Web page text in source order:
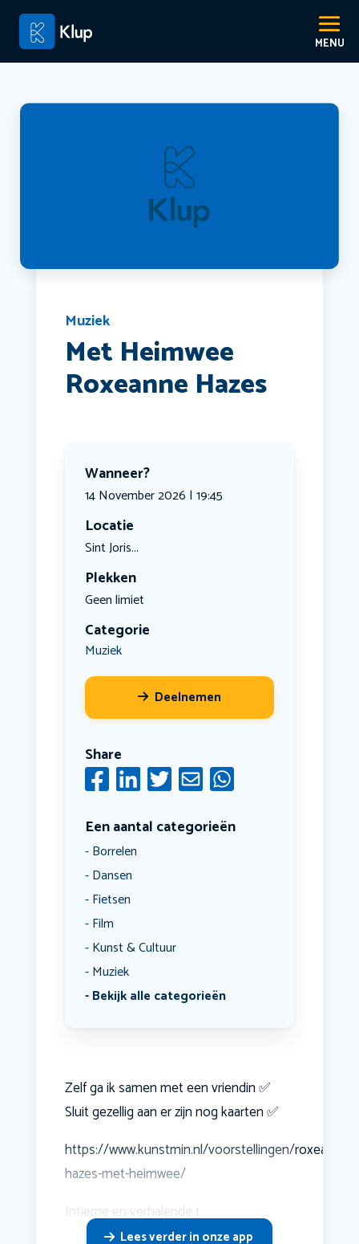
Muziek
Met Heimwee
Roxeanne Hazes
Wanneer?
14 November 2026 | 19:45
Locatie
Sint Joris...
Plekken
Geen limiet
Categorie
Muziek
Deelnemen
Share
Een aantal categorieën
Borrelen
Dansen
Fietsen
Film
Kunst & Cultuur
Muziek
Bekijk alle categorieën
Zelf ga ik samen met een vriendin ✅️
Sluit gezellig aan er zijn nog kaarten ✅️
https://www.kunstmin.nl/voorstellingen/roxeanne-
hazes-met-heimwee/
Intieme en verhalende t
Lees verder in onze app